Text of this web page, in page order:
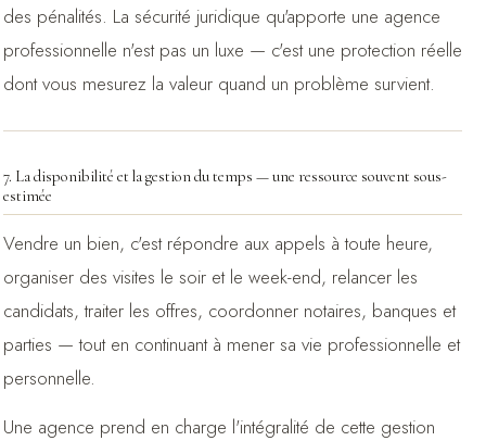
des pénalités. La sécurité juridique qu'apporte une agence
professionnelle n'est pas un luxe — c'est une protection réelle
dont vous mesurez la valeur quand un problème survient.
7. La disponibilité et la gestion du temps — une ressource souvent sous-
estimée
Vendre un bien, c'est répondre aux appels à toute heure,
organiser des visites le soir et le week-end, relancer les
candidats, traiter les offres, coordonner notaires, banques et
parties — tout en continuant à mener sa vie professionnelle et
personnelle.
Une agence prend en charge l'intégralité de cette gestion